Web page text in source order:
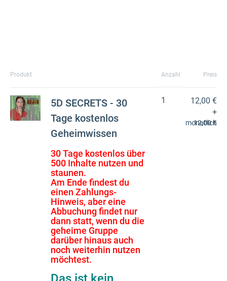
Produkt Anzahl Preis
5D SECRETS - 30
Tage kostenlos
Geheimwissen
30 Tage kostenlos über
500 Inhalte nutzen und
staunen.
Am Ende findest du
einen Zahlungs-
Hinweis, aber eine
Abbuchung findet nur
dann statt, wenn du die
geheime Gruppe
darüber hinaus auch
noch weiterhin nutzen
möchtest.
1
12,00 €
+
12,00 €
monatlich